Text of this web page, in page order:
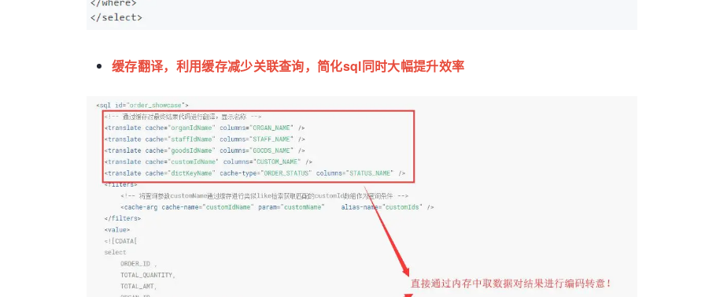
缓存翻译，利用缓存减少关联查询，简化sql同时大幅提升效率